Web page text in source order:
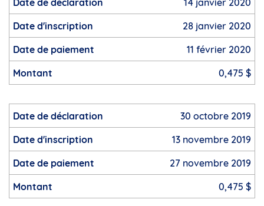
28 janvier 2020
11 février 2020
0,475 $
30 octobre 2019
13 novembre 2019
27 novembre 2019
0,475 $